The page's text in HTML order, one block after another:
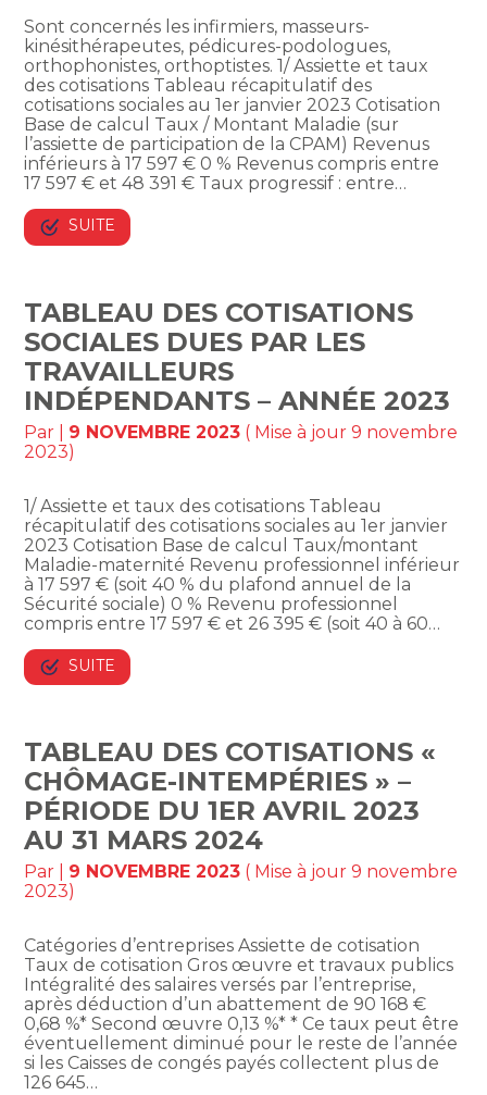
Sont concernés les infirmiers, masseurs-
kinésithérapeutes, pédicures-podologues,
orthophonistes, orthoptistes. 1/ Assiette et taux
des cotisations Tableau récapitulatif des
cotisations sociales au 1er janvier 2023 Cotisation
Base de calcul Taux / Montant Maladie (sur
l’assiette de participation de la CPAM) Revenus
inférieurs à 17 597 € 0 % Revenus compris entre
17 597 € et 48 391 € Taux progressif : entre…
SUITE
TABLEAU DES COTISATIONS
SOCIALES DUES PAR LES
TRAVAILLEURS
INDÉPENDANTS – ANNÉE 2023
Par 9 NOVEMBRE 2023 ( Mise à jour 9 novembre
2023)
1/ Assiette et taux des cotisations Tableau
récapitulatif des cotisations sociales au 1er janvier
2023 Cotisation Base de calcul Taux/montant
Maladie-maternité Revenu professionnel inférieur
à 17 597 € (soit 40 % du plafond annuel de la
Sécurité sociale) 0 % Revenu professionnel
compris entre 17 597 € et 26 395 € (soit 40 à 60…
SUITE
TABLEAU DES COTISATIONS «
CHÔMAGE-INTEMPÉRIES » –
PÉRIODE DU 1ER AVRIL 2023
AU 31 MARS 2024
Par 9 NOVEMBRE 2023 ( Mise à jour 9 novembre
2023)
Catégories d’entreprises Assiette de cotisation
Taux de cotisation Gros œuvre et travaux publics
Intégralité des salaires versés par l’entreprise,
après déduction d’un abattement de 90 168 €
0,68 %* Second œuvre 0,13 %* * Ce taux peut être
éventuellement diminué pour le reste de l’année
si les Caisses de congés payés collectent plus de
126 645…